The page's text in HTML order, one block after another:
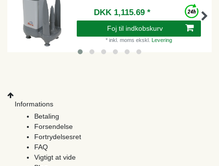
DKK 1,115.69 *
Foj til indkobskurv
* inkl. moms ekskl. Levering
Informations
Betaling
Forsendelse
Fortrydelsesret
FAQ
Vigtigt at vide